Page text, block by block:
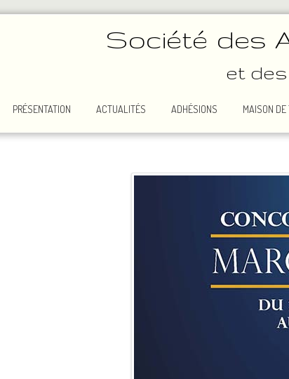
Société des
et
PRÉSENTATION ACTUALITÉS ADHÉSIONS MAISON